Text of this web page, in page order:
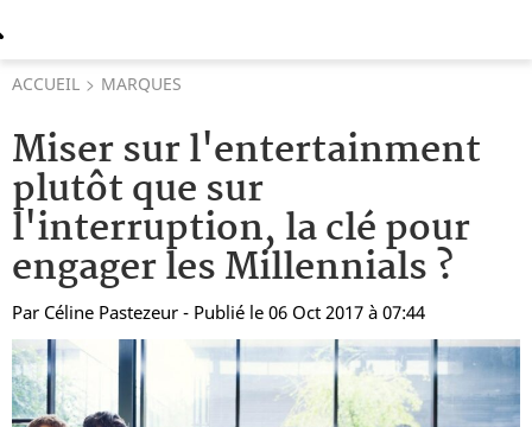
ACCUEIL MARQUES
Miser sur l'entertainment
plutôt que sur
l'interruption, la clé pour
engager les Millennials ?
Par Céline Pastezeur - Publié le 06 Oct 2017 à 07:44